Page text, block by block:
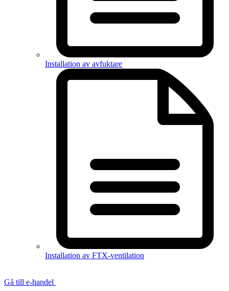
Installation av avfuktare
Installation av FTX-ventilation
Gå till e-handel